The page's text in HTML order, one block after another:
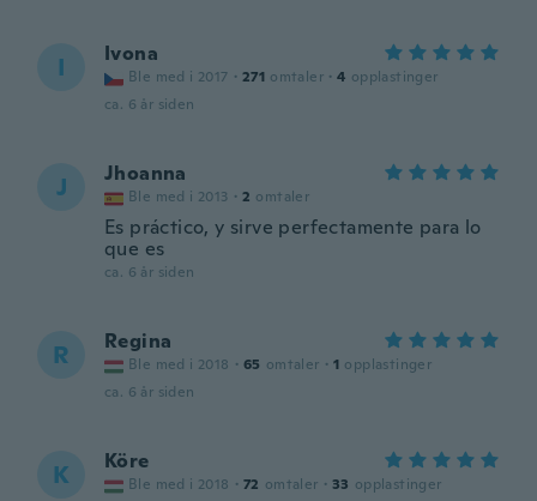
I Ivona
Ble med i 2017 · 271 omtaler · 4 opplastinger
ca. 6 år siden
J Jhoanna
Ble med i 2013 · 2 omtaler
Es práctico, y sirve perfectamente para lo
que es
ca. 6 år siden
R Regina
Ble med i 2018 · 65 omtaler · 1 opplastinger
ca. 6 år siden
K Köre
Ble med i 2018 · 72 omtaler · 33 opplastinger